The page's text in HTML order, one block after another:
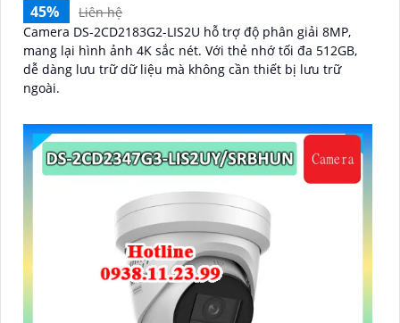
45%
Liên hệ
Camera DS-2CD2183G2-LIS2U hỗ trợ độ phân giải 8MP,
mang lại hình ảnh 4K sắc nét. Với thẻ nhớ tối đa 512GB,
dễ dàng lưu trữ dữ liệu mà không cần thiết bị lưu trữ
ngoài.